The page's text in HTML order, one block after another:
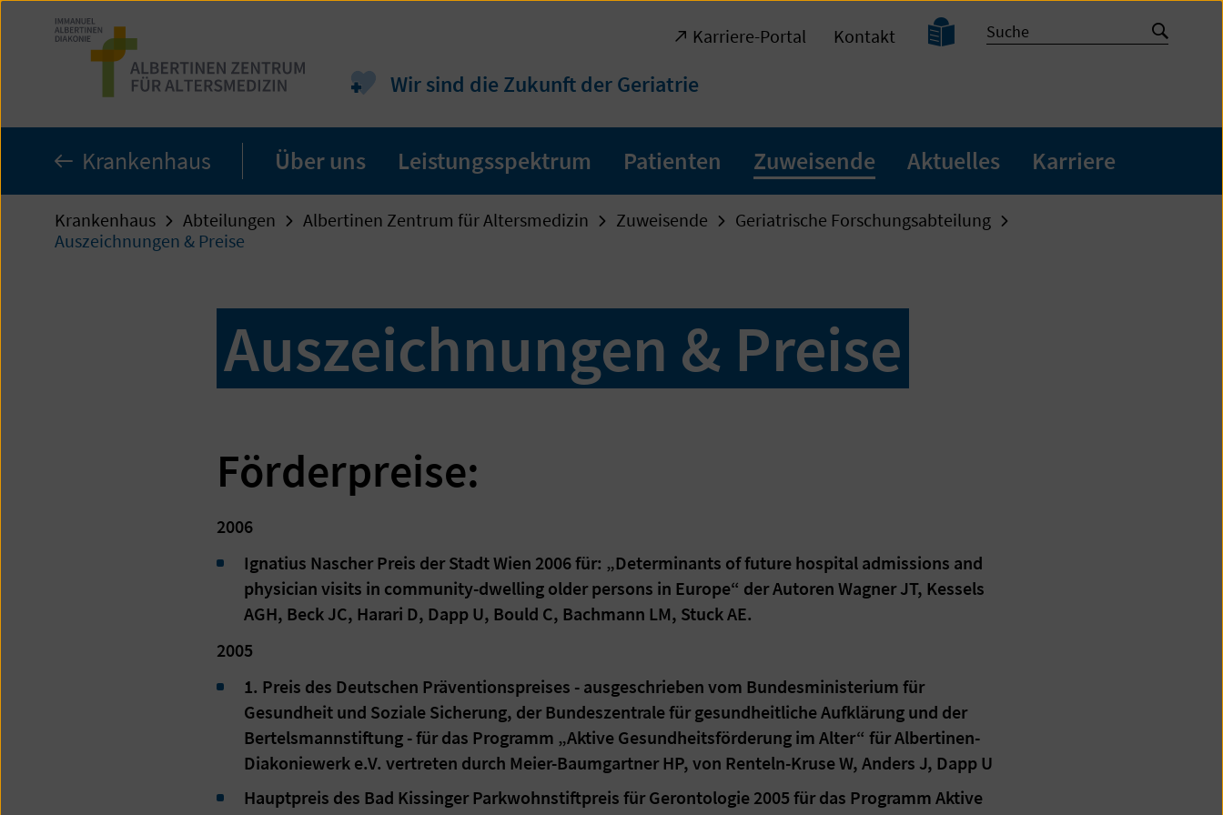
Zum
Seiteninhalt
Wir sind die Zukunft der Geriatrie
Karriere-Portal Kontakt
Leichte
Sprache
Suche
Suche
starten
Krankenhaus Über uns Leistungsspektrum Patienten Zuweisende Aktuelles Karriere
Krankenhaus Abteilungen Albertinen Zentrum für Altersmedizin Zuweisende
Geriatrische Forschungsabteilung
Auszeichnungen & Preise
Auszeichnungen & Preise
Förderpreise:
2006
Ignatius Nascher Preis der Stadt Wien 2006 für: „Determinants of future hospital admissions and
physician visits in community-dwelling older persons in Europe“ der Autoren Wagner JT, Kessels
AGH, Beck JC, Harari D, Dapp U, Bould C, Bachmann LM, Stuck AE.
2005
1. Preis des Deutschen Präventionspreises - ausgeschrieben vom Bundesministerium für
Gesundheit und Soziale Sicherung, der Bundeszentrale für gesundheitliche Aufklärung und der
Bertelsmannstiftung - für das Programm „Aktive Gesundheitsförderung im Alter“ für Albertinen-
Diakoniewerk e.V. vertreten durch Meier-Baumgartner HP, von Renteln-Kruse W, Anders J, Dapp U
Hauptpreis des Bad Kissinger Parkwohnstiftpreis für Gerontologie 2005 für das Programm Aktive